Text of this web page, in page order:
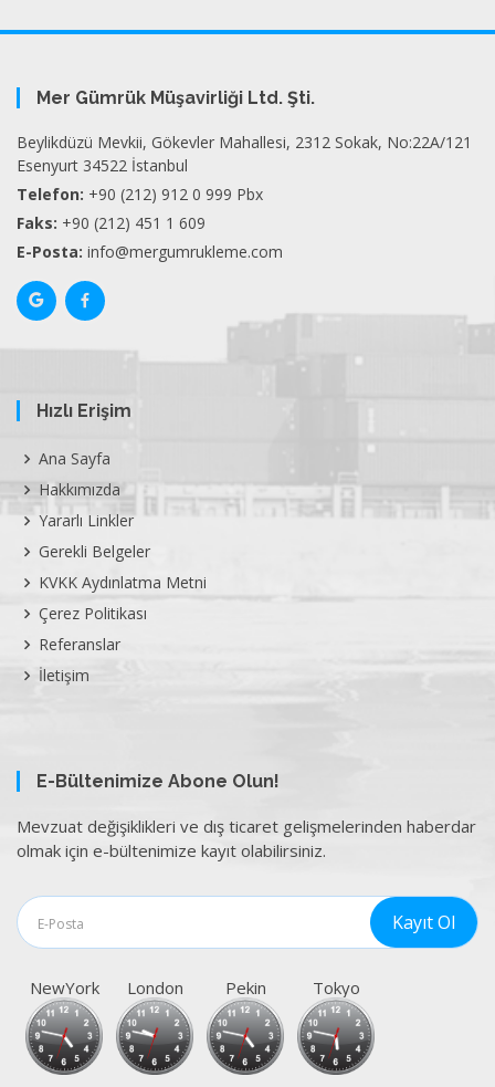
Mer Gümrük Müşavirliği Ltd. Şti.
Beylikdüzü Mevkii, Gökevler Mahallesi, 2312 Sokak, No:22A/121
Esenyurt 34522 İstanbul
Telefon: +90 (212) 912 0 999 Pbx
Faks: +90 (212) 451 1 609
E-Posta: info@mergumrukleme.com
Hızlı Erişim
Ana Sayfa
Hakkımızda
Yararlı Linkler
Gerekli Belgeler
KVKK Aydınlatma Metni
Çerez Politikası
Referanslar
İletişim
E-Bültenimize Abone Olun!
Mevzuat değişiklikleri ve dış ticaret gelişmelerinden haberdar
olmak için e-bültenimize kayıt olabilirsiniz.
NewYork London Pekin Tokyo